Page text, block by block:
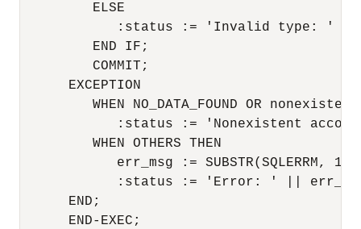
         ELSE
:status := 'Invalid type: '
         END IF;
         COMMIT;
      EXCEPTION
WHEN NO_DATA_FOUND OR
:status := 'Nonexistent
         WHEN OTHERS THEN
err_msg := SUBSTR(SQLERRM, 1,
:status := 'Error: ' ||
      END;
      END-EXEC;